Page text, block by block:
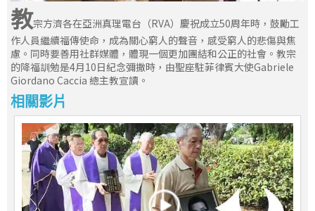
教宗方濟各在亞洲真理電台（RVA）慶祝成立50周年時，鼓勵工
作人員繼續福傳使命，成為關心窮人的聲音，感受窮人的悲傷與焦
慮。同時要善用社群媒體，體現一個更加團結和公正的社會。教宗
的降福訓勉是4月10日紀念彌撒時，由聖座駐菲律賓大使Gabriele
Giordano Caccia 總主教宣讀。
相關影片